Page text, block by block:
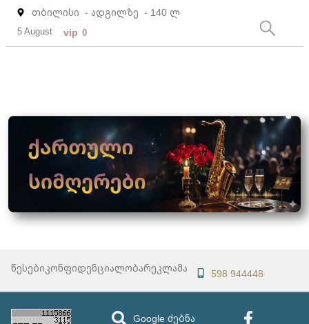
თბილისი - ადგილზე - 140 ლ
5 August vip 0
წესებიკონფიდენციალობარეკლამა 598 944448
Google ძებნა